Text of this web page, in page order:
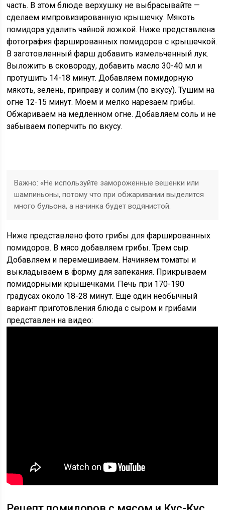
часть. В этом блюде верхушку не выбрасывайте —
сделаем импровизированную крышечку. Мякоть
помидора удалить чайной ложкой. Ниже представлена
фотография фаршированных помидоров с крышечкой.
В заготовленный фарш добавить измельченный лук.
Выложить в сковороду, добавить масло 30-40 мл и
протушить 14-18 минут. Добавляем помидорную
мякоть, зелень, приправу и солим (по вкусу). Тушим на
огне 12-15 минут. Моем и мелко нарезаем грибы.
Обжариваем на медленном огне. Добавляем соль и не
забываем поперчить по вкусу.
Важно: «Не используйте замороженные вешенки или
шампиньоны, потому что при обжаривании выделится
много бульона, а начинка будет водянистой.
Ниже представлено фото грибы для фаршированных
помидоров. В мясо добавляем грибы. Трем сыр.
Добавляем и перемешиваем. Начиняем томаты и
выкладываем в форму для запекания. Прикрываем
помидорными крышечками. Печь при 170-190
градусах около 18-28 минут. Еще один необычный
вариант приготовления блюда с сыром и грибами
представлен на видео: